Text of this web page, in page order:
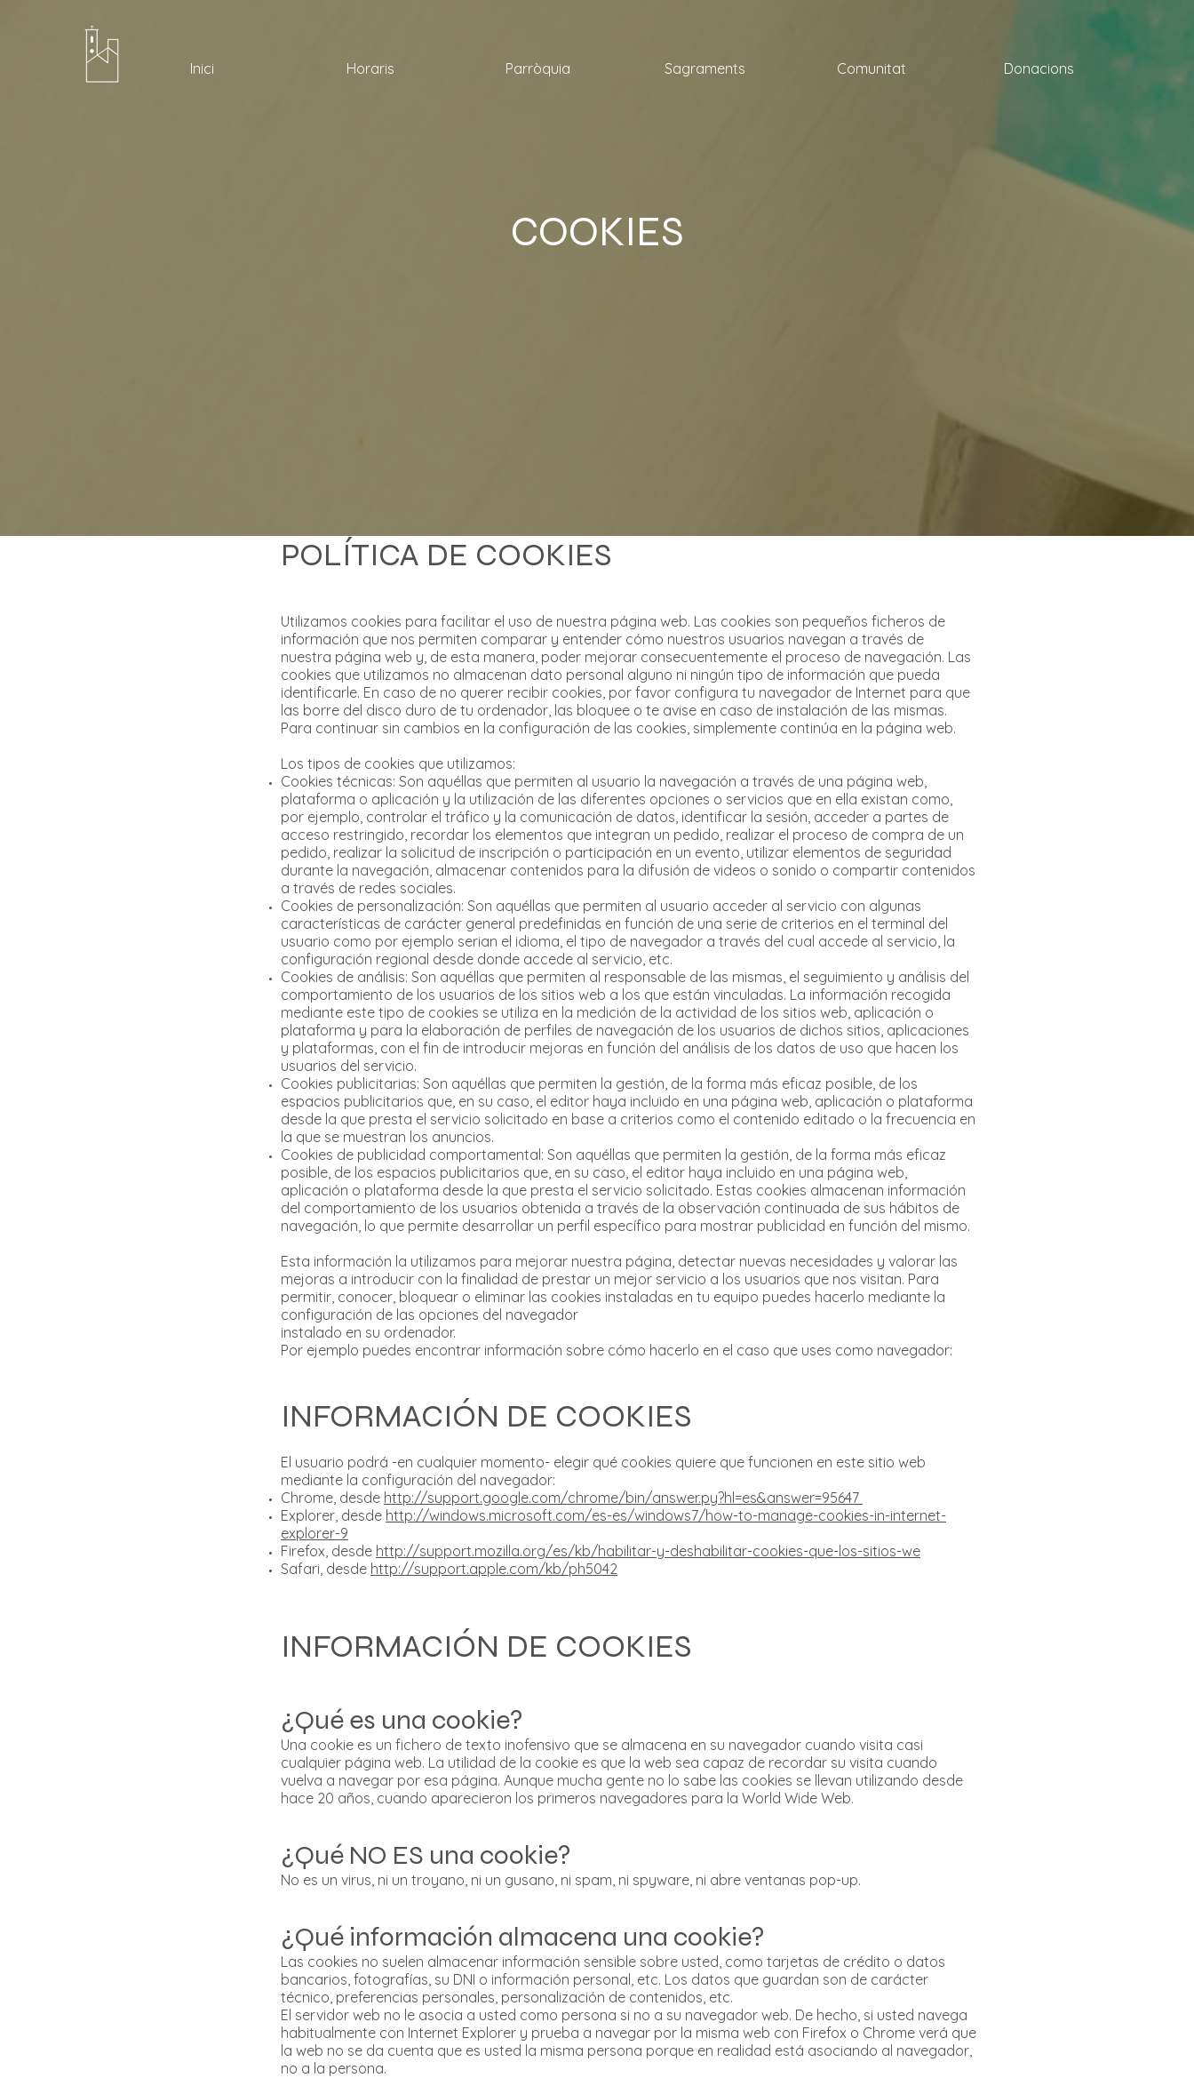
Inici Horaris Parròquia Sagraments Comunitat Donacions
COOKIES
POLÍTICA DE COOKIES
Utilizamos cookies para facilitar el uso de nuestra página web. Las cookies son pequeños ficheros de
información que nos permiten comparar y entender cómo nuestros usuarios navegan a través de
nuestra página web y, de esta manera, poder mejorar consecuentemente el proceso de navegación. Las
cookies que utilizamos no almacenan dato personal alguno ni ningún tipo de información que pueda
identificarle. En caso de no querer recibir cookies, por favor configura tu navegador de Internet para que
las borre del disco duro de tu ordenador, las bloquee o te avise en caso de instalación de las mismas.
Para continuar sin cambios en la configuración de las cookies, simplemente continúa en la página web.
Los tipos de cookies que utilizamos:
Cookies técnicas: Son aquéllas que permiten al usuario la navegación a través de una página web,
plataforma o aplicación y la utilización de las diferentes opciones o servicios que en ella existan como,
por ejemplo, controlar el tráfico y la comunicación de datos, identificar la sesión, acceder a partes de
acceso restringido, recordar los elementos que integran un pedido, realizar el proceso de compra de un
pedido, realizar la solicitud de inscripción o participación en un evento, utilizar elementos de seguridad
durante la navegación, almacenar contenidos para la difusión de videos o sonido o compartir contenidos
a través de redes sociales.
Cookies de personalización: Son aquéllas que permiten al usuario acceder al servicio con algunas
características de carácter general predefinidas en función de una serie de criterios en el terminal del
usuario como por ejemplo serian el idioma, el tipo de navegador a través del cual accede al servicio, la
configuración regional desde donde accede al servicio, etc.
Cookies de análisis: Son aquéllas que permiten al responsable de las mismas, el seguimiento y análisis del
comportamiento de los usuarios de los sitios web a los que están vinculadas. La información recogida
mediante este tipo de cookies se utiliza en la medición de la actividad de los sitios web, aplicación o
plataforma y para la elaboración de perfiles de navegación de los usuarios de dichos sitios, aplicaciones
y plataformas, con el fin de introducir mejoras en función del análisis de los datos de uso que hacen los
usuarios del servicio.
Cookies publicitarias: Son aquéllas que permiten la gestión, de la forma más eficaz posible, de los
espacios publicitarios que, en su caso, el editor haya incluido en una página web, aplicación o plataforma
desde la que presta el servicio solicitado en base a criterios como el contenido editado o la frecuencia en
la que se muestran los anuncios.
Cookies de publicidad comportamental: Son aquéllas que permiten la gestión, de la forma más eficaz
posible, de los espacios publicitarios que, en su caso, el editor haya incluido en una página web,
aplicación o plataforma desde la que presta el servicio solicitado. Estas cookies almacenan información
del comportamiento de los usuarios obtenida a través de la observación continuada de sus hábitos de
navegación, lo que permite desarrollar un perfil específico para mostrar publicidad en función del mismo.
Esta información la utilizamos para mejorar nuestra página, detectar nuevas necesidades y valorar las
mejoras a introducir con la finalidad de prestar un mejor servicio a los usuarios que nos visitan. Para
permitir, conocer, bloquear o eliminar las cookies instaladas en tu equipo puedes hacerlo mediante la
configuración de las opciones del navegador
instalado en su ordenador.
Por ejemplo puedes encontrar información sobre cómo hacerlo en el caso que uses como navegador:
INFORMACIÓN DE COOKIES
El usuario podrá -en cualquier momento- elegir qué cookies quiere que funcionen en este sitio web
mediante la configuración del navegador:
Chrome, desde http://support.google.com/chrome/bin/answer.py?hl=es&answer=95647
Explorer, desde http://windows.microsoft.com/es-es/windows7/how-to-manage-cookies-in-internet-
explorer-9
Firefox, desde http://support.mozilla.org/es/kb/habilitar-y-deshabilitar-cookies-que-los-sitios-we
Safari, desde http://support.apple.com/kb/ph5042
INFORMACIÓN DE COOKIES
¿Qué es una cookie?
Una cookie es un fichero de texto inofensivo que se almacena en su navegador cuando visita casi
cualquier página web. La utilidad de la cookie es que la web sea capaz de recordar su visita cuando
vuelva a navegar por esa página. Aunque mucha gente no lo sabe las cookies se llevan utilizando desde
hace 20 años, cuando aparecieron los primeros navegadores para la World Wide Web.
¿Qué NO ES una cookie?
No es un virus, ni un troyano, ni un gusano, ni spam, ni spyware, ni abre ventanas pop-up.
¿Qué información almacena una cookie?
Las cookies no suelen almacenar información sensible sobre usted, como tarjetas de crédito o datos
bancarios, fotografías, su DNI o información personal, etc. Los datos que guardan son de carácter
técnico, preferencias personales, personalización de contenidos, etc.
El servidor web no le asocia a usted como persona si no a su navegador web. De hecho, si usted navega
habitualmente con Internet Explorer y prueba a navegar por la misma web con Firefox o Chrome verá que
la web no se da cuenta que es usted la misma persona porque en realidad está asociando al navegador,
no a la persona.